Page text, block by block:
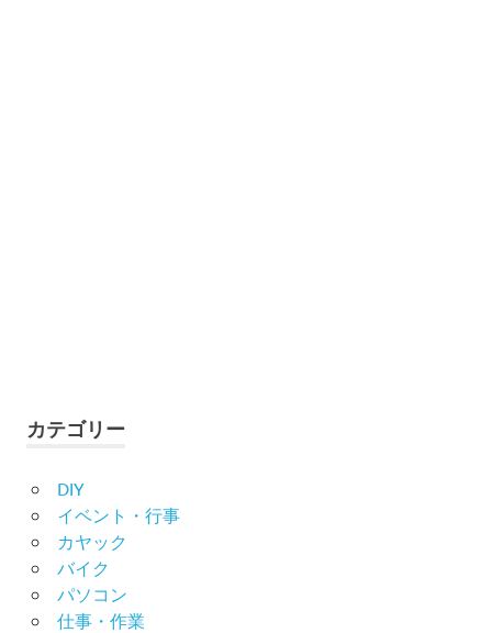
カテゴリー
DIY
イベント・行事
カヤック
バイク
パソコン
仕事・作業